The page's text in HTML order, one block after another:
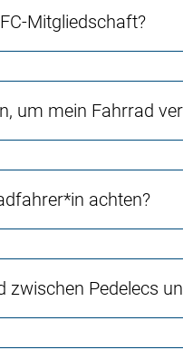
Mitgliedschaft?
um mein Fahrrad
achten?
zwischen Pedelecs